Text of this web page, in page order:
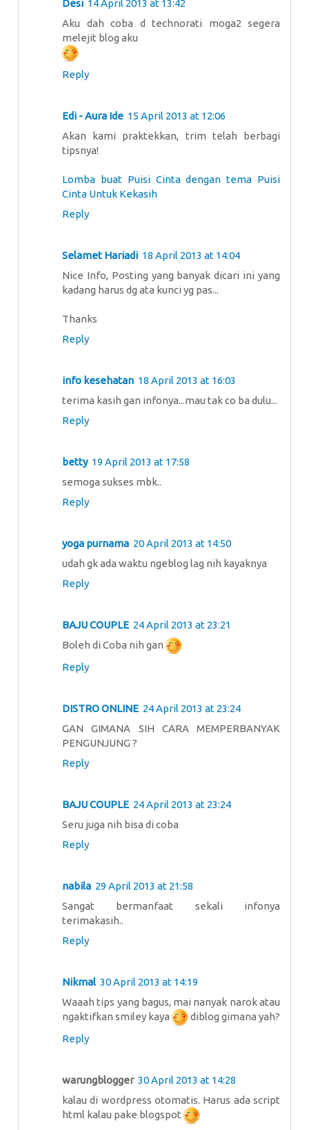
Desi 14 April 2013 at 13:42
Aku dah coba d technorati moga2 segera
melejit blog aku
Reply
Edi - Aura Ide 15 April 2013 at 12:06
Akan kami praktekkan, trim telah berbagi
tipsnya!
Lomba buat Puisi Cinta dengan tema Puisi
Cinta Untuk Kekasih
Reply
Selamet Hariadi 18 April 2013 at 14:04
Nice Info, Posting yang banyak dicari ini yang
kadang harus dg ata kunci yg pas...
Thanks
Reply
info kesehatan 18 April 2013 at 16:03
terima kasih gan infonya...mau tak co ba dulu...
Reply
betty 19 April 2013 at 17:58
semoga sukses mbk..
Reply
yoga purnama 20 April 2013 at 14:50
udah gk ada waktu ngeblog lag nih kayaknya
Reply
BAJU COUPLE 24 April 2013 at 23:21
Boleh di Coba nih gan
Reply
DISTRO ONLINE 24 April 2013 at 23:24
GAN GIMANA SIH CARA MEMPERBANYAK
PENGUNJUNG ?
Reply
BAJU COUPLE 24 April 2013 at 23:24
Seru juga nih bisa di coba
Reply
nabila 29 April 2013 at 21:58
Sangat bermanfaat sekali infonya
terimakasih..
Reply
Nikmal 30 April 2013 at 14:19
Waaah tips yang bagus, mai nanyak narok atau
ngaktifkan smiley kaya
diblog gimana yah?
Reply
warungblogger 30 April 2013 at 14:28
kalau di wordpress otomatis. Harus ada script
html kalau pake blogspot